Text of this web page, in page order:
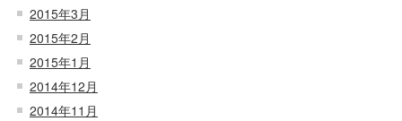
2015年3月
2015年2月
2015年1月
2014年12月
2014年11月